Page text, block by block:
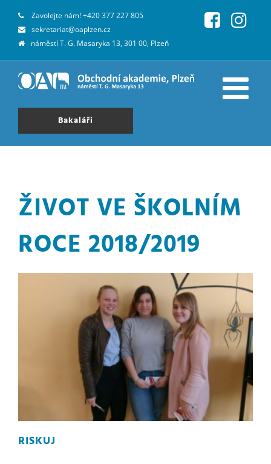
Zavolejte nám!+420 377 227 805
sekretariat@oaplzen.cz
náměstí T. G. Masaryka 13, 301 00, Plzeň
Bakaláři
ŽIVOT VE ŠKOLNÍM
ROCE 2018/2019
RISKUJ